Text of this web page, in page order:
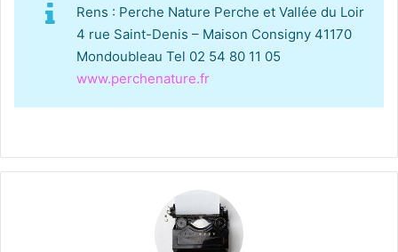
Rens : Perche Nature Perche et Vallée du Loir
4 rue Saint-Denis – Maison Consigny 41170
Mondoubleau Tel 02 54 80 11 05
www.perchenature.fr